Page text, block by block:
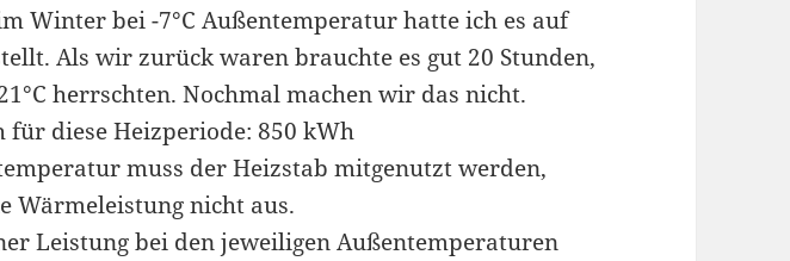
Winter bei -7°C Außentemperatur hatte ich es auf
Als wir zurück waren brauchte es gut 20 Stunden,
herrschten. Nochmal machen wir das nicht.
für diese Heizperiode: 850 kWh
muss der Heizstab mitgenutzt werden,
Wärmeleistung nicht aus.
Leistung bei den jeweiligen Außentemperaturen